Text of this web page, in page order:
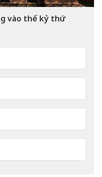
vào thế kỷ thứ